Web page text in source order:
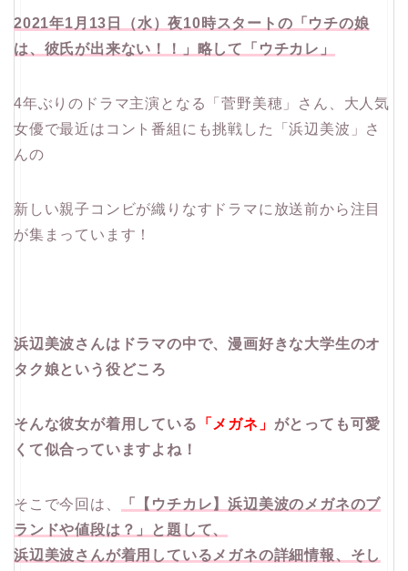
2021年1月13日（水）夜10時スタートの「ウチの娘
は、彼氏が出来ない！！」略して「ウチカレ」
4年ぶりのドラマ主演となる「菅野美穂」さん、大人気
女優で最近はコント番組にも挑戦した「浜辺美波」さ
んの
新しい親子コンビが織りなすドラマに放送前から注目
が集まっています！
浜辺美波さんはドラマの中で、漫画好きな大学生のオ
タク娘という役どころ
そんな彼女が着用している 「メガネ」 がとっても可愛
くて似合っていますよね！
そこで今回は、
「【ウチカレ】浜辺美波のメガネのブ
ランドや値段は？」と題して、
浜辺美波さんが着用しているメガネの詳細情報、そし